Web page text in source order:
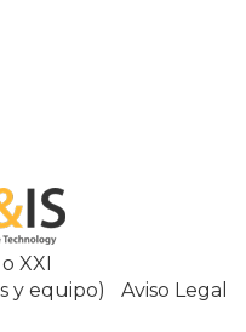
XXI
y equipo)
Aviso Legal